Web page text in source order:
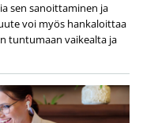
sen sanoittaminen ja
voi myös hankaloittaa
tuntumaan vaikealta ja